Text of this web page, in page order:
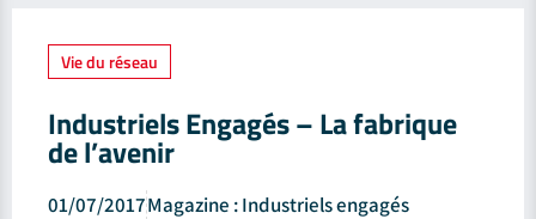
Vie du réseau
Industriels Engagés – La fabrique
de l’avenir
01/07/2017Magazine : Industriels engagés